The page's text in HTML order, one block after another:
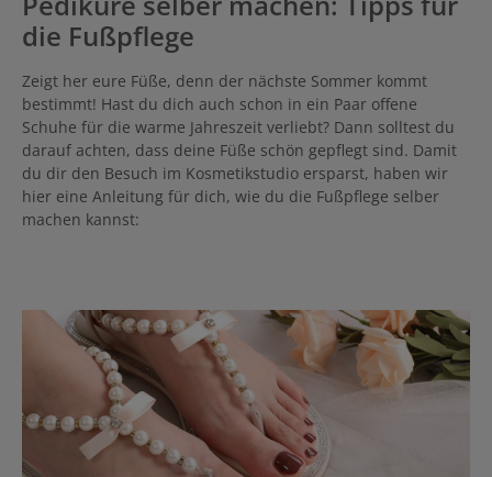
die Fußpflege
Zeigt her eure Füße, denn der nächste Sommer kommt
bestimmt! Hast du dich auch schon in ein Paar offene
Schuhe für die warme Jahreszeit verliebt? Dann solltest du
darauf achten, dass deine Füße schön gepflegt sind. Damit
du dir den Besuch im Kosmetikstudio ersparst, haben wir
hier eine Anleitung für dich, wie du die Fußpflege selber
machen kannst: